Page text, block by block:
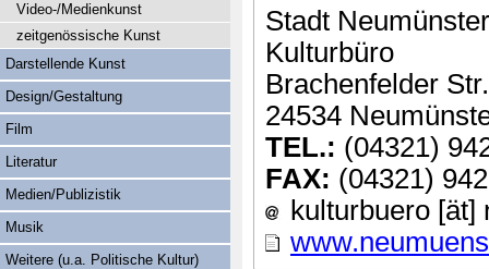
Stadt Neumünster
Kulturbüro
Brachenfelder
24534
TEL.: (04321)
FAX: (04321)
kulturbuero [ät]
Video-/Medienkunst
zeitgenössische Kunst
Darstellende Kunst
Design/Gestaltung
Film
Literatur
Medien/Publizistik
Musik
Weitere (u.a. Politische Kultur)